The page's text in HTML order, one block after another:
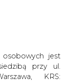
A A
osobowych jest
przy ul.
KRS: